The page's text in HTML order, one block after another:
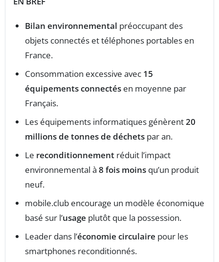
Bilan environnemental préoccupant des
objets connectés et téléphones portables en
France.
Consommation excessive avec 15
équipements connectés en moyenne par
Français.
Les équipements informatiques génèrent20
millions de tonnes de déchets par an.
Le reconditionnement réduit l’impact
environnemental à 8 fois moins qu’un produit
neuf.
mobile.club encourage un modèle économique
basé sur l’usage plutôt que la possession.
Leader dans l’économie circulaire pour les
smartphones reconditionnés.